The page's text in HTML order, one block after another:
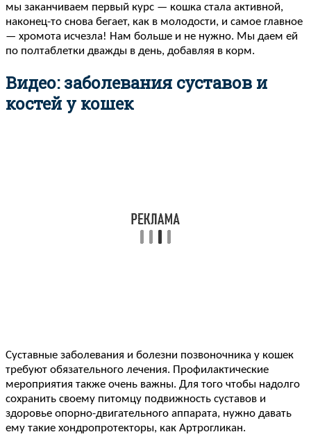
мы заканчиваем первый курс — кошка стала активной,
наконец-то снова бегает, как в молодости, и самое главное
— хромота исчезла! Нам больше и не нужно. Мы даем ей
по полтаблетки дважды в день, добавляя в корм.
Видео: заболевания суставов и
костей у кошек
Суставные заболевания и болезни позвоночника у кошек
требуют обязательного лечения. Профилактические
мероприятия также очень важны. Для того чтобы надолго
сохранить своему питомцу подвижность суставов и
здоровье опорно-двигательного аппарата, нужно давать
ему такие хондропротекторы, как Артрогликан.